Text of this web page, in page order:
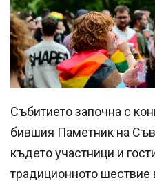
Събитието започна с
бившия Паметник на
където участници и
традиционното шествие